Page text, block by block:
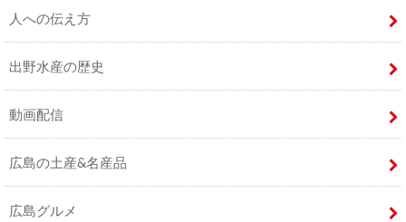
人への伝え方
出野水産の歴史
動画配信
広島の土産&名産品
広島グルメ